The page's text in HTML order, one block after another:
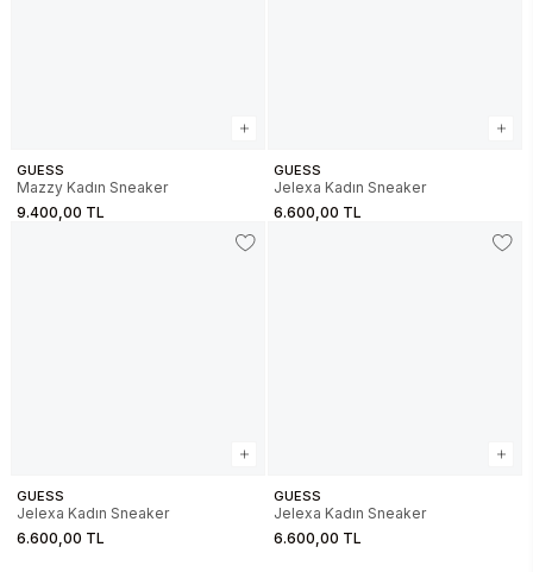
GUESS
Mazzy Kadın Sneaker
9.400,00 TL
GUESS
Jelexa Kadın Sneaker
6.600,00 TL
GUESS
Jelexa Kadın Sneaker
6.600,00 TL
GUESS
Jelexa Kadın Sneaker
6.600,00 TL